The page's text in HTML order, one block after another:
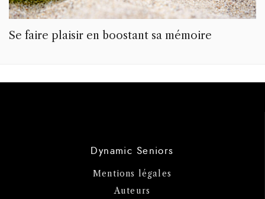
Se faire plaisir en boostant sa mémoire
Dynamic Seniors
Mentions légales
Auteurs